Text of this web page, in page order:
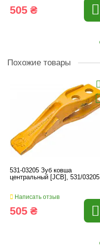
505 ₴
Похожие товары
531-03205 Зуб ковша
центральный [JCB], 531/03205
Написать отзыв
505 ₴